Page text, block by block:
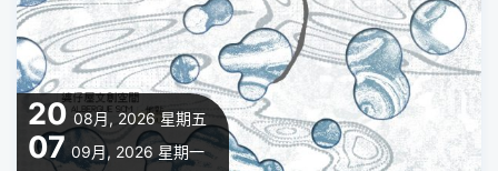
20 08月, 2026 星期五
07 09月, 2026 星期一